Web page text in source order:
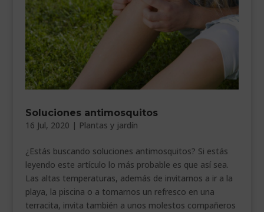
Soluciones antimosquitos
16 Jul, 2020 | Plantas y jardín
¿Estás buscando soluciones antimosquitos? Si estás
leyendo este artículo lo más probable es que así sea.
Las altas temperaturas, además de invitarnos a ir a la
playa, la piscina o a tomarnos un refresco en una
terracita, invita también a unos molestos compañeros